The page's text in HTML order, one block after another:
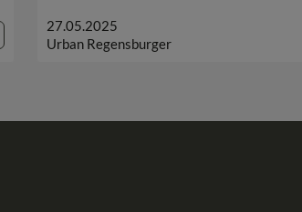
27.05.2025
Urban Regensburger